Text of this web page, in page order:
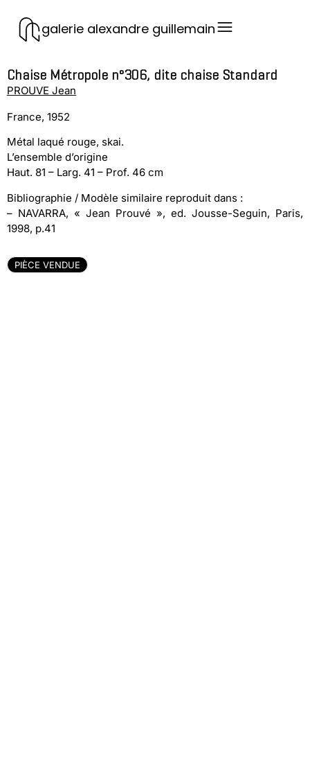
galerie alexandre guillemain
Chaise Métropole n°306, dite chaise Standard
PROUVE Jean
France, 1952
Métal laqué rouge, skai.
L’ensemble d’origine
Haut. 81 – Larg. 41 – Prof. 46 cm
Bibliographie / Modèle similaire reproduit dans :
– NAVARRA, « Jean Prouvé », ed. Jousse-Seguin, Paris,
1998, p.41
PIÈCE VENDUE